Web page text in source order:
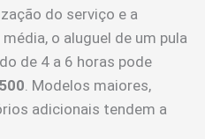
do serviço e a
o aluguel de um pula
de 4 a 6 horas pode
. Modelos maiores,
adicionais tendem a